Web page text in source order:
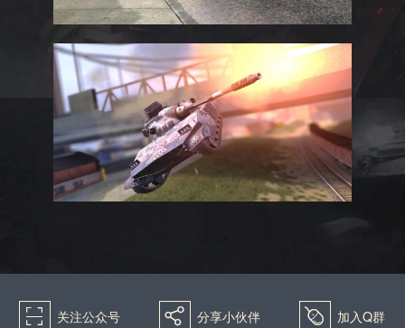
򰀁 关注公众号 򰀂 分享小伙伴 򰀄 加入Q群